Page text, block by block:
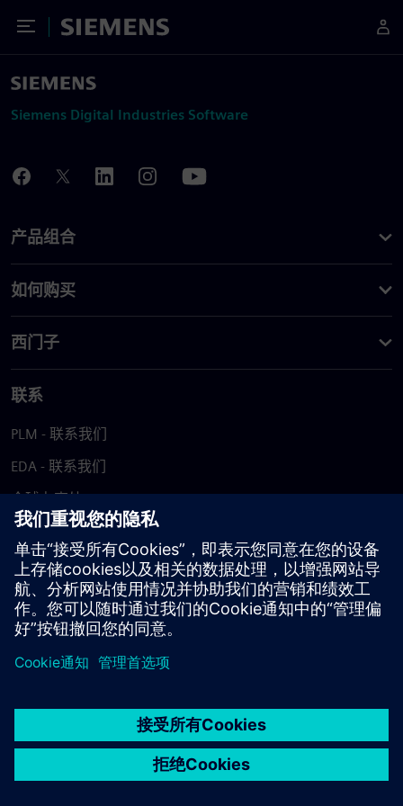
Toggle Menu
Siemens
Siemens Digital Industries Software
产品组合
如何购买
西门子
联系
PLM - 联系我们
EDA - 联系我们
全球办事处
支持中心
提供反馈
报告盗版行为
© Siemens2026